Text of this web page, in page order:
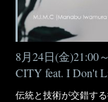
8月24日(金
CITY feat. I Don't
伝統と技術が交錯す